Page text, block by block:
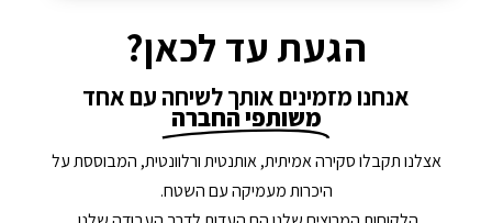
הגעת עד לכאן?
אנחנו מזמינים אותך לשיחה עם אחד
משותפי החברה
אצלנו תקבלו סקירה אמיתית, אותנטית ורלוונטית, המבוססת על
היכרות מעמיקה עם השטח.